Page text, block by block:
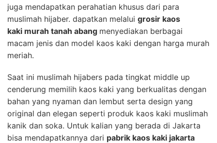
juga mendapatkan perahatian khusus dari para
muslimah hijaber. dapatkan melalui grosir kaos
kaki murah tanah abang menyediakan berbagai
macam jenis dan model kaos kaki dengan harga murah
meriah.
Saat ini muslimah hijabers pada tingkat middle up
cenderung memilih kaos kaki yang berkualitas dengan
bahan yang nyaman dan lembut serta design yang
original dan elegan seperti produk kaos kaki muslimah
kanik dan soka. Untuk kalian yang berada di Jakarta
bisa mendapatkannya dari pabrik kaos kaki jakarta